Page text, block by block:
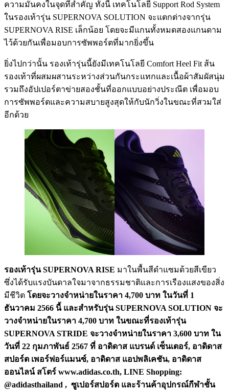
ความมั่นคงในจุดที่สำคัญ ทั้งนี้ เทคโนโลยี Support Rod System
ในรองเท้ารุ่น SUPERNOVA SOLUTION จะแตกต่างจากรุ่น
SUPERNOVA RISE เล็กน้อย โดยจะมีแกนทั้งหมดสองแกนดาม
ไว้ด้วยกันเพื่อมอบการซัพพอร์ตที่มากยิ่งขึ้น
ยิ่งไปกว่านั้น รองเท้ารุ่นนี้ยังมีเทคโนโลยี Comfort Heel Fit ส้น
รองเท้าที่ผสมผสานระหว่างส่วนกันกระแทกและเนื้อผ้าสัมผัสนุ่ม
รวมถึงอัปเปอร์ตาข่ายสองชั้นที่ออกแบบอย่างประณีต เพื่อมอบ
การซัพพอร์ตและความสบายสูงสุดให้กับนักวิ่งในขณะที่สวมใส่
อีกด้วย
รองเท้ารุ่น SUPERNOVA RISE มาในพื้นสีดำแซมด้วยสีเขียว
ซึ่งได้รับแรงบันดาลใจมาจากธรรมชาติและการเรืองแสงของสิ่ง
มีชีวิต โดยจะวางจำหน่ายในราคา 4,700 บาท ในวันที่ 1
ธันวาคม 2566 นี้ และสำหรับรุ่น SUPERNOVA SOLUTION จะ
วางจำหน่ายในราคา 4,700 บาท ในขณะที่รองเท้ารุ่น
SUPERNOVA STRIDE จะวางจำหน่ายในราคา 3,600 บาท ใน
วันที่ 22 กุมภาพันธ์ 2567 ที่ อาดิดาส แบรนด์ เซ็นเตอร์, อาดิดาส
สปอร์ต เพอร์ฟอร์แมนซ์, อาดิดาส แอปพลิเคชัน, อาดิดาส
ออนไลน์ สโตร์ www.adidas.co.th, LINE Shopping:
@adidasthailand , ซูเปอร์สปอร์ต และร้านค้าอุปกรณ์กีฬาชั้น